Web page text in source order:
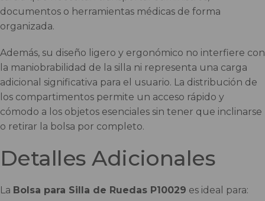
documentos o herramientas médicas de forma
organizada.
Además, su diseño ligero y ergonómico no interfiere con
la maniobrabilidad de la silla ni representa una carga
adicional significativa para el usuario. La distribución de
los compartimentos permite un acceso rápido y
cómodo a los objetos esenciales sin tener que inclinarse
o retirar la bolsa por completo.
Detalles Adicionales
La Bolsa para Silla de Ruedas P10029 es ideal para: